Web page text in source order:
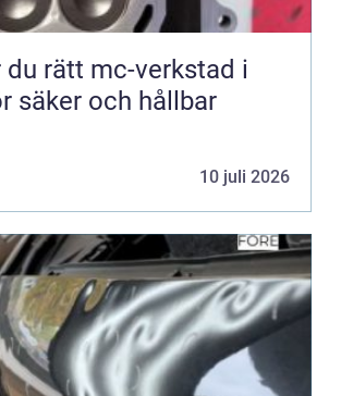
du rätt mc-verkstad i
säker och hållbar
10 juli 2026